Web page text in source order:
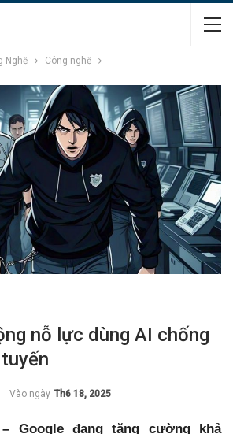
Nghệ Công nghệ
nỗ lực dùng AI chống
Vào ngày Th6 18, 2025
– Google đang tăng cường khả